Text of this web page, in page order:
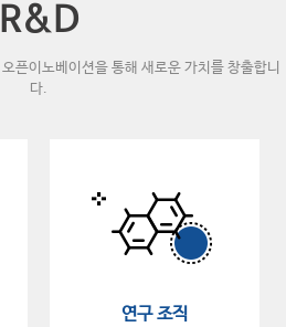
R&D
오픈이노베이션을 통해 새로운 가치를 창출합니
다.
연구 조직